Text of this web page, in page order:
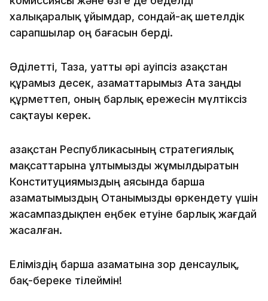
халықаралық ұйымдар, сондай-ақ шетелдік
сарапшылар оң бағасын берді.
Әділетті, Таза, Қуатты әрі Қауіпсіз Қазақстан
құрамыз десек, азаматтарымыз Ата заңды
құрметтеп, оның барлық ережесін мүлтіксіз
сақтауы керек.
Қазақстан Республикасының стратегиялық
мақсаттарына ұлтымызды жұмылдыратын
Конституциямыздың аясында барша
азаматымыздың Отанымызды өркендету үшін
жасампаздықпен еңбек етуіне барлық жағдай
жасалған.
Еліміздің барша азаматына зор денсаулық,
бақ-береке тілеймін!